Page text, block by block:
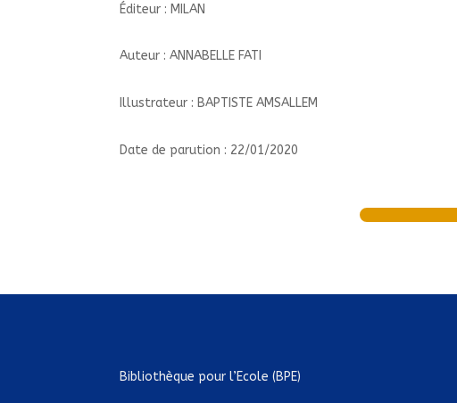
Éditeur : MILAN
Auteur : ANNABELLE FATI
Illustrateur : BAPTISTE AMSALLEM
Date de parution : 22/01/2020
Bibliothèque pour l’Ecole (BPE)